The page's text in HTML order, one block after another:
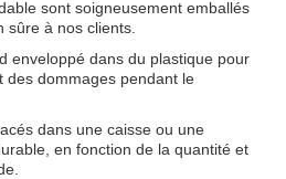
sont soigneusement emballés
sûre à nos clients.
enveloppé dans du plastique pour
des dommages pendant le
dans une caisse ou une
en fonction de la quantité et